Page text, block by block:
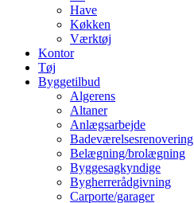
Have
Køkken
Værktøj
Kontor
Tøj
Byggetilbud
Algerens
Altaner
Anlægsarbejde
Badeværelsesrenovering
Belægning/brolægning
Byggesagkyndige
Bygherrerådgivning
Carporte/garager